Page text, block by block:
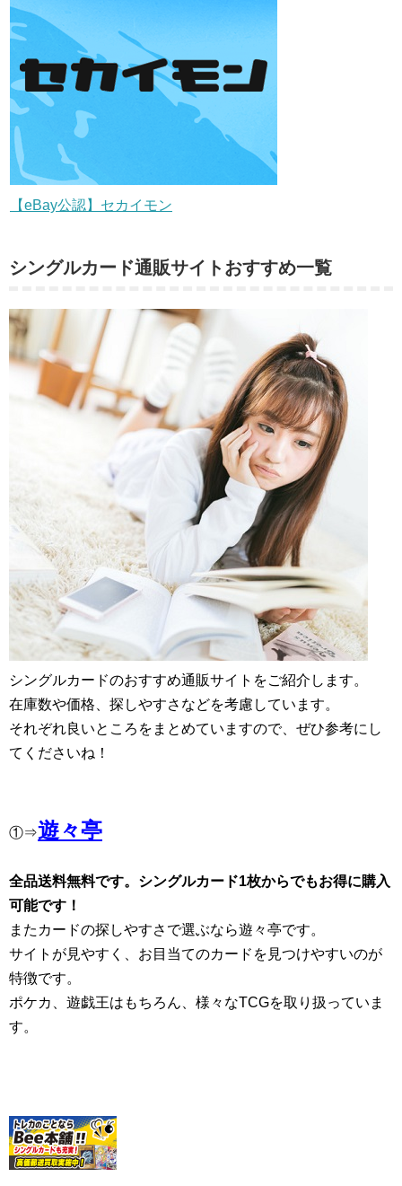
【eBay公認】セカイモン
シングルカード通販サイトおすすめ一覧
シングルカードのおすすめ通販サイトをご紹介します。
在庫数や価格、探しやすさなどを考慮しています。
それぞれ良いところをまとめていますので、ぜひ参考にし
てくださいね！
①⇒遊々亭
全品送料無料です。シングルカード1枚からでもお得に購入
可能です！
またカードの探しやすさで選ぶなら遊々亭です。
サイトが見やすく、お目当てのカードを見つけやすいのが
特徴です。
ポケカ、遊戯王はもちろん、様々なTCGを取り扱っていま
す。